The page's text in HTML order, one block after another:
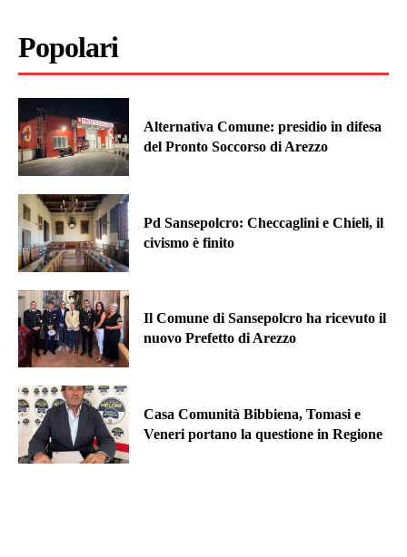
Popolari
Alternativa Comune: presidio in difesa
del Pronto Soccorso di Arezzo
Pd Sansepolcro: Checcaglini e Chieli, il
civismo è finito
Il Comune di Sansepolcro ha ricevuto il
nuovo Prefetto di Arezzo
Casa Comunità Bibbiena, Tomasi e
Veneri portano la questione in Regione